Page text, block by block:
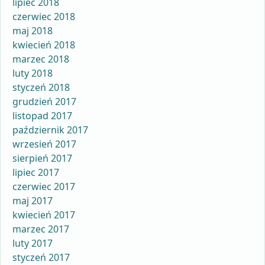
czerwiec 2018
maj 2018
kwiecień 2018
marzec 2018
luty 2018
styczeń 2018
grudzień 2017
listopad 2017
październik 2017
wrzesień 2017
sierpień 2017
lipiec 2017
czerwiec 2017
maj 2017
kwiecień 2017
marzec 2017
luty 2017
styczeń 2017